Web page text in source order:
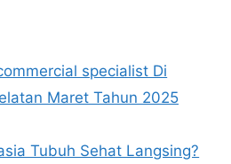
specialist Di
Maret Tahun 2025
Tubuh Sehat Langsing?